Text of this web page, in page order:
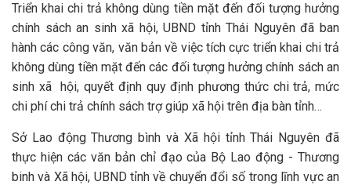
Triển khai chi trả không dùng tiền mặt đến đối tượng hưởng
chính sách an sinh xã hội, UBND tỉnh Thái Nguyên đã ban
hành các công văn, văn bản về việc tích cực triển khai chi trả
không dùng tiền mặt đến các đối tượng hưởng chính sách an
sinh xã hội, quyết định quy định phương thức chi trả, mức
chi phí chi trả chính sách trợ giúp xã hội trên địa bàn tỉnh…
Sở Lao động Thương bình và Xã hội tỉnh Thái Nguyên đã
thực hiện các văn bản chỉ đạo của Bộ Lao động - Thương
binh và Xã hội, UBND tỉnh về chuyển đổi số trong lĩnh vực an